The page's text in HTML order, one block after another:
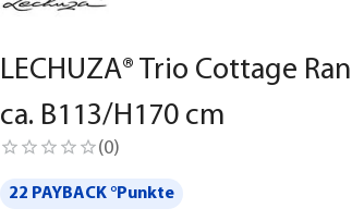
LECHUZA® Trio Cottage
ca. B113/H170 cm
(0)
22 PAYBACK °Punkte